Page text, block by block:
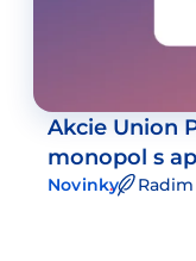
Akcie Union
monopol s
Novinky